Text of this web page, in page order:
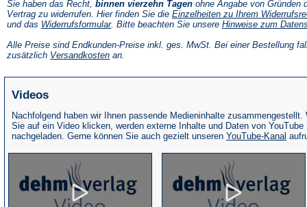
Sie haben das Recht, binnen vierzehn Tagen ohne Angabe von Gründen
Vertrag zu widerrufen. Hier finden Sie die Einzelheiten zu Ihrem
und das Widerrufsformular(Öffnet
einem
neuen
. Bitte beachten Sie unsere Hinweise zum
Alle Preise sind Endkunden-Preise inkl. ges. MwSt. Bei einer Bestellung
zusätzlich Versandkosten(Öffnet
an.
Videos
Nachfolgend haben wir Ihnen passende Medieninhalte zusammengestellt.
Sie auf ein Video klicken, werden externe Inhalte und Daten von YouTube
nachgeladen. Gerne können Sie auch gezielt unseren YouTube-Kanal